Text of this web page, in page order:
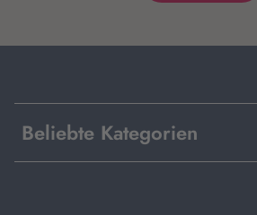
Beliebte Kategorien